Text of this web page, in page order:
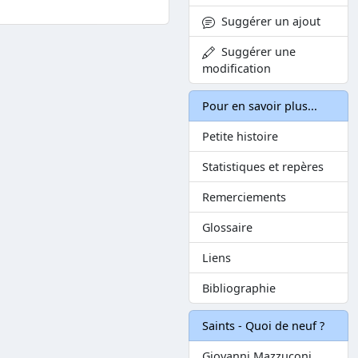
Suggérer un ajout
Suggérer une
modification
Pour en savoir plus...
Petite histoire
Statistiques et repères
Remerciements
Glossaire
Liens
Bibliographie
Saints - Quoi de neuf ?